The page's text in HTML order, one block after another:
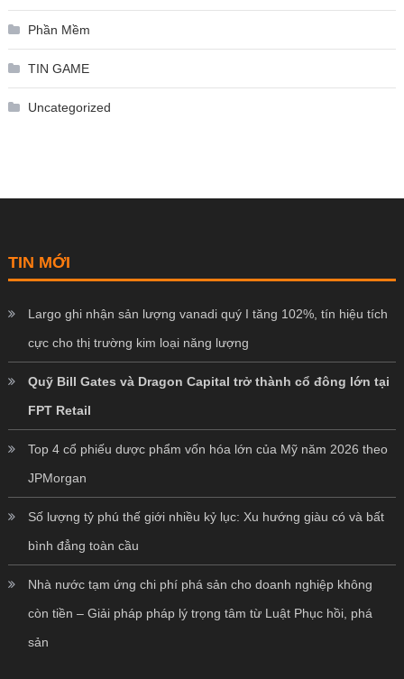
Phần Mềm
TIN GAME
Uncategorized
TIN MỚI
Largo ghi nhận sản lượng vanadi quý I tăng 102%, tín hiệu tích
cực cho thị trường kim loại năng lượng
Quỹ Bill Gates và Dragon Capital trở thành cổ đông lớn tại
FPT Retail
Top 4 cổ phiếu dược phẩm vốn hóa lớn của Mỹ năm 2026 theo
JPMorgan
Số lượng tỷ phú thế giới nhiều kỷ lục: Xu hướng giàu có và bất
bình đẳng toàn cầu
Nhà nước tạm ứng chi phí phá sản cho doanh nghiệp không
còn tiền – Giải pháp pháp lý trọng tâm từ Luật Phục hồi, phá
sản